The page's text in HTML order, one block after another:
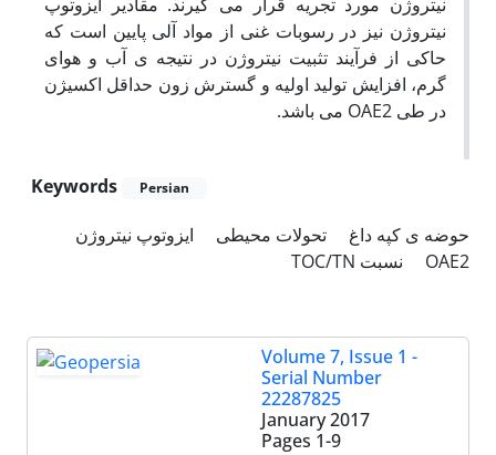
نیتروژن نیز در رسوبات غنی از مواد آلی پایین است که
حاکی از فرآیند تثبیت نیتروژن در نتیجه ی آب و هوای
گرم، افزایش تولید اولیه و گسترش زون حداقل اکسیژن
در طی OAE2 می باشد.
Keywords Persian
حوضه ی کپه داغ تحولات محیطی
ایزوتوپ نیتروژن
OAE2
نسبت TOC/TN
Volume 7, Issue 1 -
Serial Number
22287825
January 2017
Pages 1-9